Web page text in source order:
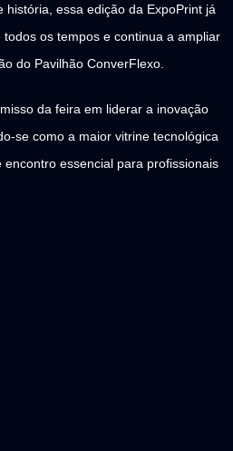
história, essa edição da ExpoPrint já
os tempos e continua a ampliar
do Pavilhão ConverFlexo.
da feira em liderar a inovação
se como a maior vitrine tecnológica
essencial para profissionais